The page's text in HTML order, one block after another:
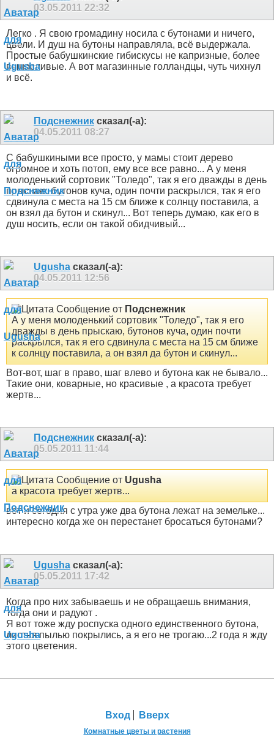
03.05.2011 22:32
Легко . Я свою громадину носила с бутонами и ничего,
цвели. И душ на бутоны направляла, всё выдержала.
Простые бабушкинские гибискусы не капризные, более
выносливые. А вот магазинные голландцы, чуть чихнул
и всё.
Подснежник сказал(-а):
04.05.2011 08:27
С бабушкиными все просто, у мамы стоит дерево
огромное и хоть потоп, ему все все равно... А у меня
молоденький сортовик "Толедо", так я его дважды в день
прыскаю, бутонов куча, один почти раскрылся, так я его
сдвинула с места на 15 см ближе к солнцу поставила, а
он взял да бутон и скинул... Вот теперь думаю, как его в
душ носить, если он такой обидчивый...
Ugusha сказал(-а):
04.05.2011 12:56
Сообщение от Подснежник
А у меня молоденький сортовик "Толедо", так я его
дважды в день прыскаю, бутонов куча, один почти
раскрылся, так я его сдвинула с места на 15 см ближе
к солнцу поставила, а он взял да бутон и скинул...
Вот-вот, шаг в право, шаг влево и бутона как не бывало...
Такие они, коварные, но красивые , а красота требует
жертв...
Подснежник сказал(-а):
05.05.2011 11:44
Сообщение от Ugusha
а красота требует жертв...
вот и сегодня с утра уже два бутона лежат на земельке...
интересно когда же он перестанет бросаться бутонами?
Ugusha сказал(-а):
05.05.2011 17:42
Когда про них забываешь и не обращаешь внимания,
тогда они и радуют .
Я вот тоже жду роспуска одного единственного бутона,
листья пылью покрылись, а я его не трогаю...2 года я жду
этого цветения.
Вход Вверх
Комнатные цветы и растения